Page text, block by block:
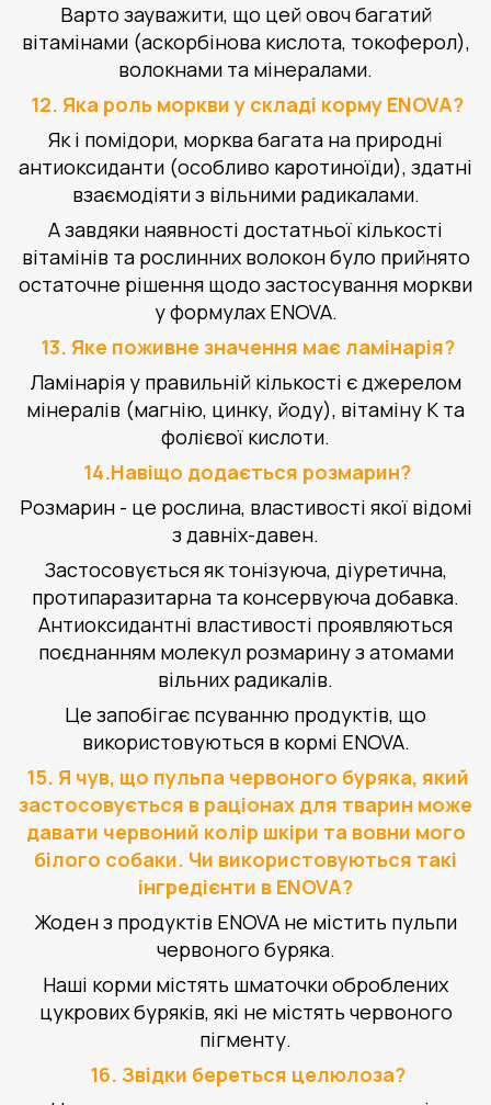
Варто зауважити, що цей овоч багатий
вітамінами (аскорбінова кислота, токоферол),
волокнами та мінералами.
12. Яка роль моркви у складі корму ENOVA?
Як і помідори, морква багата на природні
антиоксиданти (особливо каротиноїди), здатні
взаємодіяти з вільними радикалами.
А завдяки наявності достатньої кількості
вітамінів та рослинних волокон було прийнято
остаточне рішення щодо застосування моркви
у формулах ENOVA.
13. Яке поживне значення має ламінарія?
Ламінарія у правильній кількості є джерелом
мінералів (магнію, цинку, йоду), вітаміну К та
фолієвої кислоти.
14.Навіщо додається розмарин?
Розмарин - це рослина, властивості якої відомі
з давніх-давен.
Застосовується як тонізуюча, діуретична,
протипаразитарна та консервуюча добавка.
Антиоксидантні властивості проявляються
поєднанням молекул розмарину з атомами
вільних радикалів.
Це запобігає псуванню продуктів, що
використовуються в кормі ENOVA.
15. Я чув, що пульпа червоного буряка, який
застосовується в раціонах для тварин може
давати червоний колір шкіри та вовни мого
білого собаки. Чи використовуються такі
інгредієнти в ENOVA?
Жоден з продуктів ENOVA не містить пульпи
червоного буряка.
Наші корми містять шматочки оброблених
цукрових буряків, які не містять червоного
пігменту.
16. Звідки береться целюлоза?